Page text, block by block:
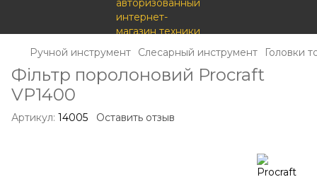
Ручной инструмент Слесарный инструмент Головки
Фільтр поролоновий Procraft
VP1400
Артикул: 14005 Оставить отзыв